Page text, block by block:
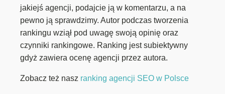
jakiejś agencji, podajcie ją w komentarzu, a na
pewno ją sprawdzimy. Autor podczas tworzenia
rankingu wziął pod uwagę swoją opinię oraz
czynniki rankingowe. Ranking jest subiektywny
gdyż zawiera ocenę agencji przez autora.
Zobacz też nasz ranking agencji SEO w Polsce